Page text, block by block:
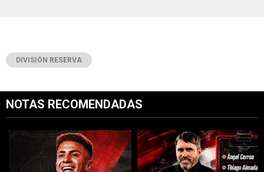
DIVISIÓN RESERVA
NOTAS RECOMENDADAS
Un artículo de tendencia con el título "River cierra acuerdo con
Un artículo de tendencia con el